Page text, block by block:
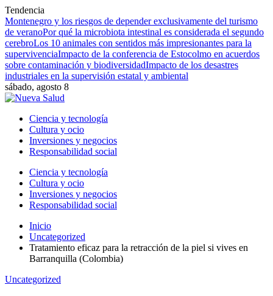
Tendencia
Montenegro y los riesgos de depender exclusivamente del turismo
de veranoPor qué la microbiota intestinal es considerada el segundo
cerebroLos 10 animales con sentidos más impresionantes para la
supervivenciaImpacto de la conferencia de Estocolmo en acuerdos
sobre contaminación y biodiversidadImpacto de los desastres
industriales en la supervisión estatal y ambiental
sábado, agosto 8
Ciencia y tecnología
Cultura y ocio
Inversiones y negocios
Responsabilidad social
Ciencia y tecnología
Cultura y ocio
Inversiones y negocios
Responsabilidad social
Inicio
Uncategorized
Tratamiento eficaz para la retracción de la piel si vives en
Barranquilla (Colombia)
Uncategorized